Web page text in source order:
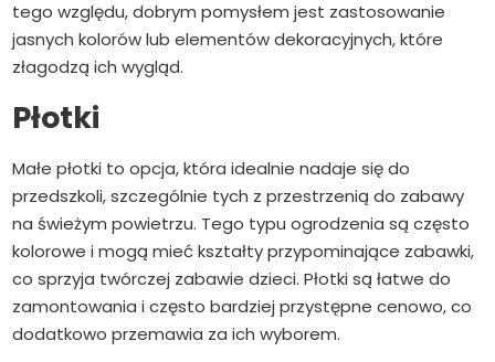
tego względu, dobrym pomysłem jest zastosowanie
jasnych kolorów lub elementów dekoracyjnych, które
złagodzą ich wygląd.
Płotki
Małe płotki to opcja, która idealnie nadaje się do
przedszkoli, szczególnie tych z przestrzenią do zabawy
na świeżym powietrzu. Tego typu ogrodzenia są często
kolorowe i mogą mieć kształty przypominające zabawki,
co sprzyja twórczej zabawie dzieci. Płotki są łatwe do
zamontowania i często bardziej przystępne cenowo, co
dodatkowo przemawia za ich wyborem.